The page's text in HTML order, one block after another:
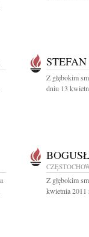
Z głębokim
dniu 13
Z głębokim
kwietnia 2011